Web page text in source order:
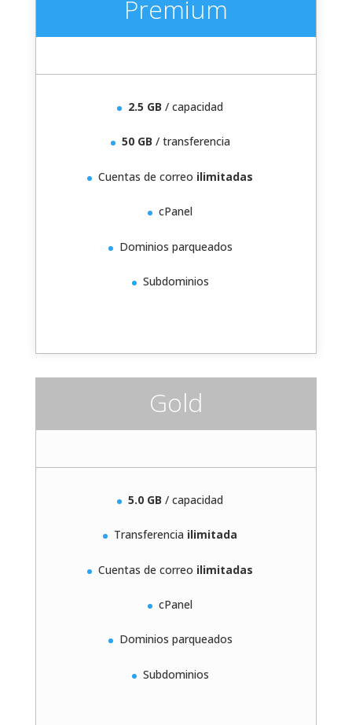
Premium
2.5 GB / capacidad
50 GB / transferencia
Cuentas de correo ilimitadas
cPanel
Dominios parqueados
Subdominios
Gold
5.0 GB / capacidad
Transferencia ilimitada
Cuentas de correo ilimitadas
cPanel
Dominios parqueados
Subdominios